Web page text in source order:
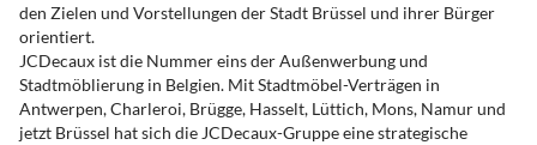
den Zielen und Vorstellungen der Stadt Brüssel und ihrer Bürger
orientiert.
JCDecaux ist die Nummer eins der Außenwerbung und
Stadtmöblierung in Belgien. Mit Stadtmöbel-Verträgen in
Antwerpen, Charleroi, Brügge, Hasselt, Lüttich, Mons, Namur und
jetzt Brüssel hat sich die JCDecaux-Gruppe eine strategische